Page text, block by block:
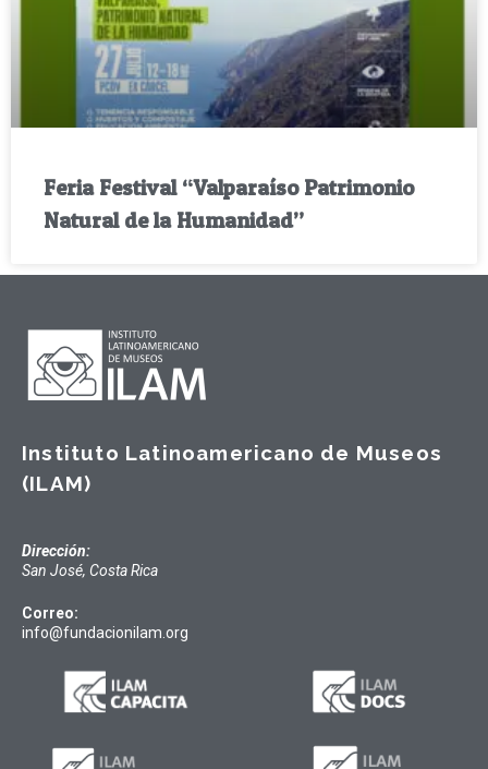
Feria Festival “Valparaíso Patrimonio
Natural de la Humanidad”
Instituto Latinoamericano de Museos
(ILAM)
Dirección:
San José, Costa Rica
Correo:
info@fundacionilam.org